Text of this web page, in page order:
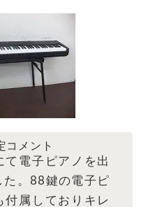
コメント
て電子ピアノを出
た。88鍵の電子ピ
付属しておりキレ